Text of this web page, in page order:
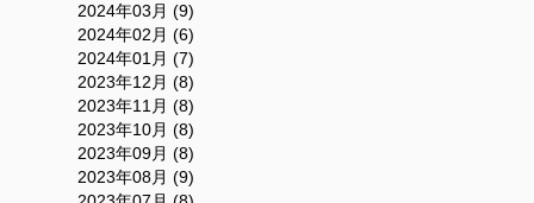
2024年03月 (9)
2024年02月 (6)
2024年01月 (7)
2023年12月 (8)
2023年11月 (8)
2023年10月 (8)
2023年09月 (8)
2023年08月 (9)